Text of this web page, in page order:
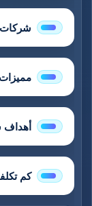
شركات
أهداف
كم